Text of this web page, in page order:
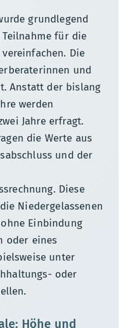
grundlegend
für die
Die
und
Anstatt der bislang
werden
Jahre erfragt.
die Werte aus
und der
Diese
Niedergelassenen
Einbindung
oder eines
unter
oder
Höhe und